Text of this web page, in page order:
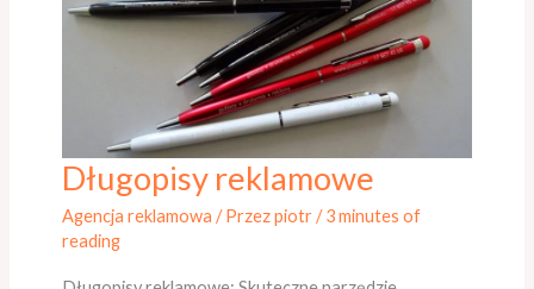
Długopisy reklamowe
Agencja reklamowa / Przezpiotr/3 minutes of
reading
Długopisy
reklamowe